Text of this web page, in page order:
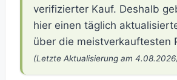
verifizierter Kauf. Deshalb
hier einen täglich
über die meistverkauftesten
(Letzte Aktualisierung am